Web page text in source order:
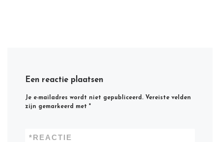
Een reactie plaatsen
Je e-mailadres wordt niet gepubliceerd. Vereiste velden
zijn gemarkeerd met*
REACTIE
*